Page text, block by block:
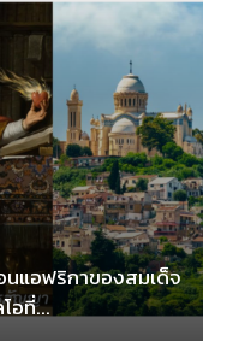
นแอฟริกาของสมเด็จ
อที่...